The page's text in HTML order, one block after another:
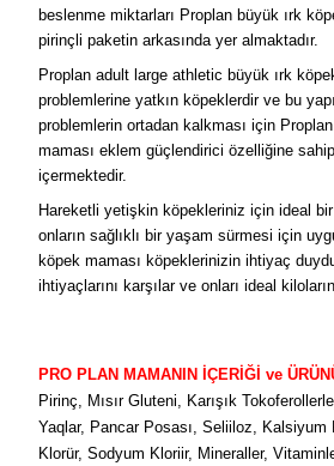
beslenme miktarları Proplan büyük ırk
pirinçli paketin arkasında yer almaktadır.
Proplan adult large athletic büyük ırk
problemlerine yatkın köpeklerdir ve bu
problemlerin ortadan kalkması için
maması eklem güçlendirici özelliğine
içermektedir.
Hareketli yetişkin köpekleriniz için ideal
onların sağlıklı bir yaşam sürmesi için
köpek maması köpeklerinizin ihtiyaç
ihtiyaçlarını karşılar ve onları ideal
PRO PLAN MAMANIN İÇERİĞİ ve
Pirinç, Mısır Gluteni, Karışık
Yaqlar, Pancar Posası, Seliiloz,
Klorür, Sodyum Kloriir, Mineraller,